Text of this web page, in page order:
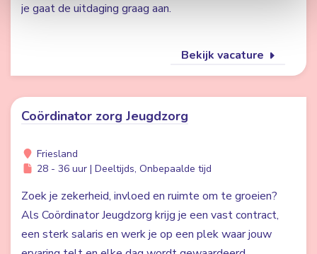
je gaat de uitdaging graag aan.
Bekijk vacature
Coördinator zorg Jeugdzorg
Friesland
28 - 36 uur | Deeltijds, Onbepaalde tijd
Zoek je zekerheid, invloed en ruimte om te groeien?
Als Coördinator Jeugdzorg krijg je een vast contract,
een sterk salaris en werk je op een plek waar jouw